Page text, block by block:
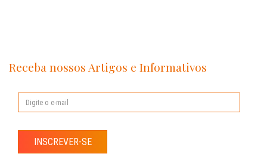
Receba nossos Artigos e Informativos
INSCREVER-SE